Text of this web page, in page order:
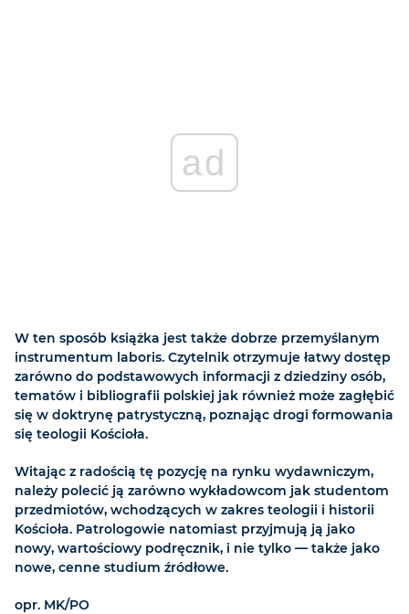
ad
W ten sposób książka jest także dobrze przemyślanym
instrumentum laboris. Czytelnik otrzymuje łatwy dostęp
zarówno do podstawowych informacji z dziedziny osób,
tematów i bibliografii polskiej jak również może zagłębić
się w doktrynę patrystyczną, poznając drogi formowania
się teologii Kościoła.
Witając z radością tę pozycję na rynku wydawniczym,
należy polecić ją zarówno wykładowcom jak studentom
przedmiotów, wchodzących w zakres teologii i historii
Kościoła. Patrologowie natomiast przyjmują ją jako
nowy, wartościowy podręcznik, i nie tylko — także jako
nowe, cenne studium źródłowe.
opr. MK/PO